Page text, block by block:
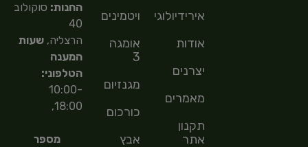
אירידיולוגיה
אודות
יצרנים
מאמרים
תקנון
אתר
ויטמינים
אומגה
3
מגנזיום
כורכום
אבץ
החנות: סוקולוב
40
הרצליה,שעות
המענה
הטלפוני:
10:00-
18:00,
מספר